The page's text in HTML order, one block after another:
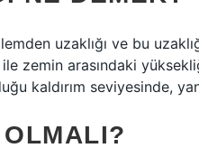
uzaklığı ve bu
zemin arasındaki
kaldırım seviyesinde,